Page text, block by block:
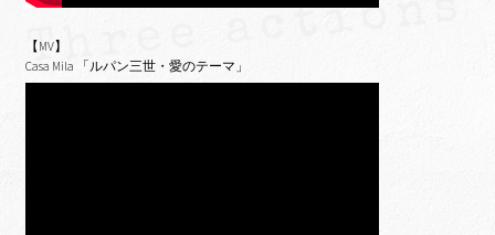
【MV】
Casa Mila 「ルパン三世・愛のテーマ」